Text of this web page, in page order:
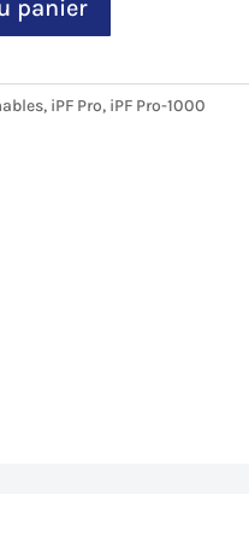
panier
, iPF Pro, iPF Pro-1000